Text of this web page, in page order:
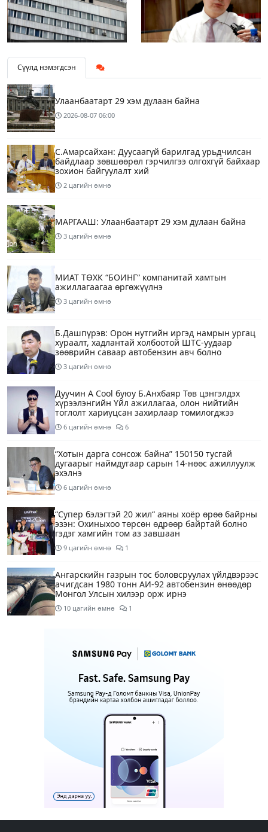
Сүүлд нэмэгдсэн
Улаанбаатарт 29 хэм дулаан байна
2026-08-07 06:00
С.Амарсайхан: Дуусаагүй барилгад урьдчилсан
байдлаар зөвшөөрөл гэрчилгээ олгохгүй байхаар
зохион байгуулалт хий
2 цагийн өмнө
МАРГААШ: Улаанбаатарт 29 хэм дулаан байна
3 цагийн өмнө
МИАТ ТӨХК “БОИНГ“ компанитай хамтын
ажиллагаагаа өргөжүүлнэ
3 цагийн өмнө
Б.Дашпүрэв: Орон нутгийн иргэд намрын ургац
хураалт, хадлантай холбоотой ШТС-уудаар
зөөврийн саваар автобензин авч болно
3 цагийн өмнө
Дуучин A Cool буюу Б.Анхбаяр Төв цэнгэлдэх
хүрээлэнгийн Үйл ажиллагаа, олон нийтийн
тоглолт хариуцсан захирлаар томилогджээ
6 цагийн өмнө 6
“Хотын дарга сонсож байна” 150150 тусгай
дугаарыг наймдугаар сарын 14-нөөс ажиллуулж
эхэлнэ
6 цагийн өмнө
“Супер бэлэгтэй 20 жил“ аяны хоёр өрөө байрны
эзэн: Охиныхоо төрсөн өдрөөр байртай болно
гэдэг хамгийн том аз завшаан
9 цагийн өмнө 1
Ангарскийн газрын тос боловсруулах үйлдвэрээс
ачигдсан 1980 тонн АИ-92 автобензин өнөөдөр
Монгол Улсын хилээр орж ирнэ
10 цагийн өмнө 1
төрийн бодлогын хомсдол үүсээд байна
Нэгдүгээр хорооллын арын замыг өнөөдөр орой
23:00 цагаас түр хааж, борооны ус зайлуулах
шугамын хөндлөн сэтэлгээ хийнэ
Нэгдүгээр ангид элсэгчдийн бүртгэлийг энэ
сарын 17-ноос E-Mongolia системээр зохион
12 цагийн өмнө
Өнөөдөр тэгш тоогоор төгссөн автомашинтай